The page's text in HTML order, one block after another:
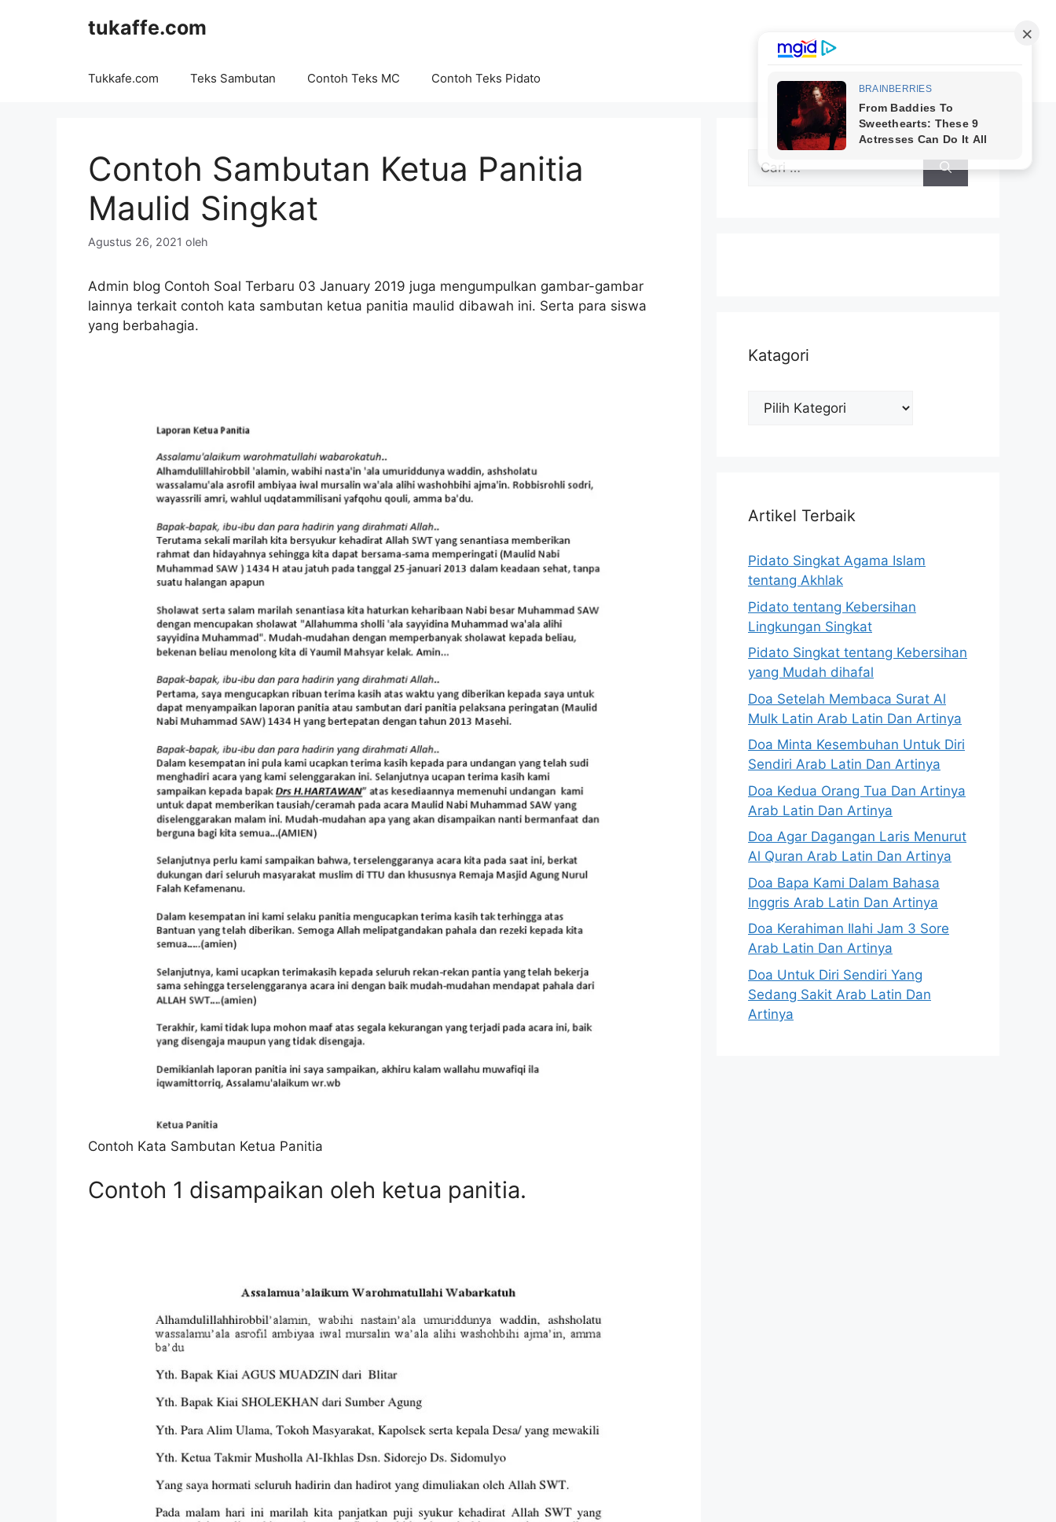
tukaffe.com
Tukkafe.com Teks Sambutan Contoh Teks MC Contoh Teks Pidato
Contoh Sambutan Ketua Panitia
Maulid Singkat
Agustus 26, 2021 oleh
Admin blog Contoh Soal Terbaru 03 January 2019 juga mengumpulkan gambar-gambar
lainnya terkait contoh kata sambutan ketua panitia maulid dibawah ini. Serta para siswa
yang berbahagia.
Contoh Kata Sambutan Ketua Panitia
Contoh 1 disampaikan oleh ketua panitia.
untuk:
Katagori
Katagori
Artikel Terbaik
Pidato Singkat Agama Islam
tentang Akhlak
Pidato tentang Kebersihan
Lingkungan Singkat
Pidato Singkat tentang Kebersihan
yang Mudah dihafal
Doa Setelah Membaca Surat Al
Mulk Latin Arab Latin Dan Artinya
Doa Minta Kesembuhan Untuk Diri
Sendiri Arab Latin Dan Artinya
Doa Kedua Orang Tua Dan Artinya
Arab Latin Dan Artinya
Doa Agar Dagangan Laris Menurut
Al Quran Arab Latin Dan Artinya
Doa Bapa Kami Dalam Bahasa
Inggris Arab Latin Dan Artinya
Doa Kerahiman Ilahi Jam 3 Sore
Arab Latin Dan Artinya
Doa Untuk Diri Sendiri Yang
Sedang Sakit Arab Latin Dan
Artinya